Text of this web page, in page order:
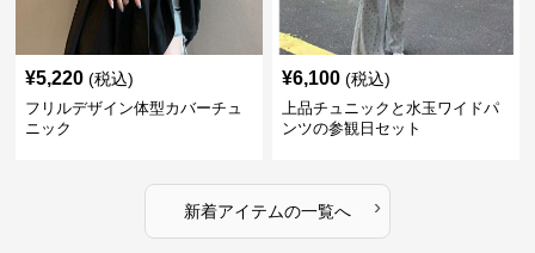
¥5,220 (税込)
フリルデザイン体型カバーチュ
ニック
¥6,100 (税込)
上品チュニックと水玉ワイドパ
ンツの参観日セット
新着アイテムの一覧へ ›